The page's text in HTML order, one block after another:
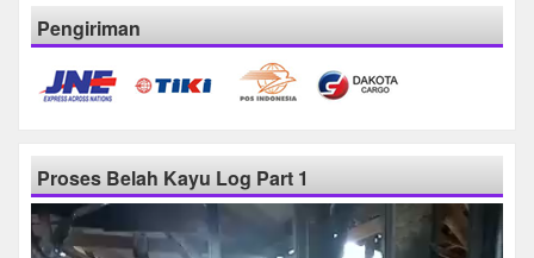
Pengiriman
Proses Belah Kayu Log Part 1
Pemutar
Video